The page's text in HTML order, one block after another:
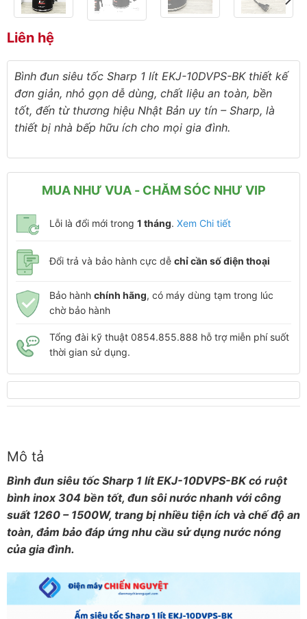
Liên hệ
Bình đun siêu tốc Sharp 1 lít EKJ-10DVPS-BK thiết kế
đơn giản, nhỏ gọn dễ dùng, chất liệu an toàn, bền
tốt, đến từ thương hiệu Nhật Bản uy tín – Sharp, là
thiết bị nhà bếp hữu ích cho mọi gia đình.
MUA NHƯ VUA - CHĂM SÓC NHƯ VIP
Lỗi là đổi mới trong 1 tháng. Xem Chi tiết
Đổi trả và bảo hành cực dễ chỉ cần số điện thoại
Bảo hành chính hãng, có máy dùng tạm trong lúc
chờ bảo hành
Tổng đài kỹ thuật 0854.855.888 hỗ trợ miễn phí suốt
thời gian sử dụng.
Mô tả
Bình đun siêu tốc Sharp 1 lít EKJ-10DVPS-BK có ruột
bình inox 304 bền tốt, đun sôi nước nhanh với công
suất 1260 – 1500W, trang bị nhiều tiện ích và chế độ an
toàn, đảm bảo đáp ứng nhu cầu sử dụng nước nóng
của gia đình.